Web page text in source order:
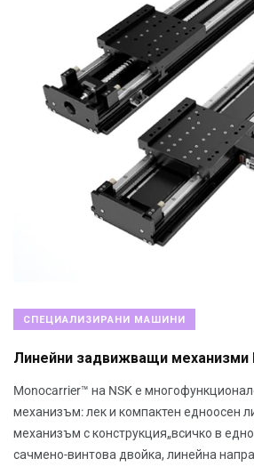
СПЕЦИАЛИЗИРАНИ МАШИНИ
Линейни задвижващи механизми
Monocarrier™ на NSK е
механизъм: лек и компактен едноосен
механизъм с конструкция„всичко в
сачмено-винтова двойка, линейна